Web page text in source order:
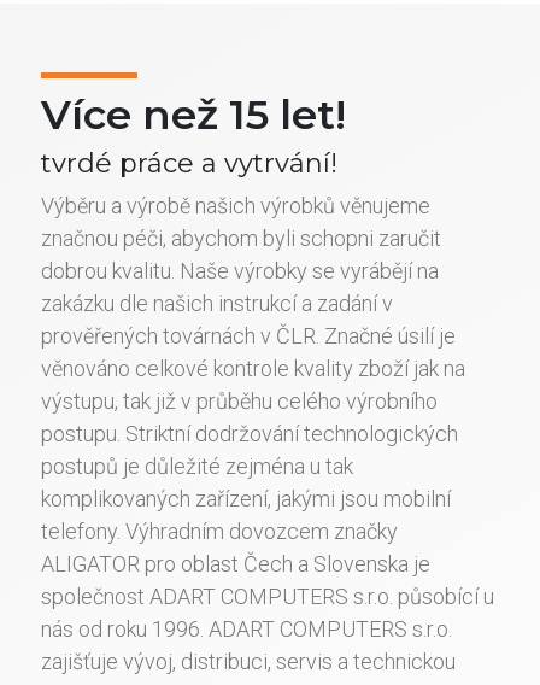
Více než 15 let!
tvrdé práce a vytrvání!
Výběru a výrobě našich výrobků věnujeme
značnou péči, abychom byli schopni zaručit
dobrou kvalitu. Naše výrobky se vyrábějí na
zakázku dle našich instrukcí a zadání v
prověřených továrnách v ČLR. Značné úsilí je
věnováno celkové kontrole kvality zboží jak na
výstupu, tak již v průběhu celého výrobního
postupu. Striktní dodržování technologických
postupů je důležité zejména u tak
komplikovaných zařízení, jakými jsou mobilní
telefony. Výhradním dovozcem značky
ALIGATOR pro oblast Čech a Slovenska je
společnost ADART COMPUTERS s.r.o. působící u
nás od roku 1996. ADART COMPUTERS s.r.o.
zajišťuje vývoj, distribuci, servis a technickou